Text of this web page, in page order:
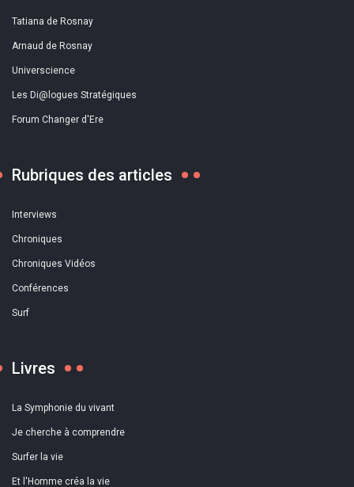
Tatiana de Rosnay
Arnaud de Rosnay
Universcience
Les Di@logues Stratégiques
Forum Changer d'Ere
Rubriques des articles
Interviews
Chroniques
Chroniques Vidéos
Conférences
Surf
Livres
La Symphonie du vivant
Je cherche à comprendre
Surfer la vie
Et l'Homme créa la vie